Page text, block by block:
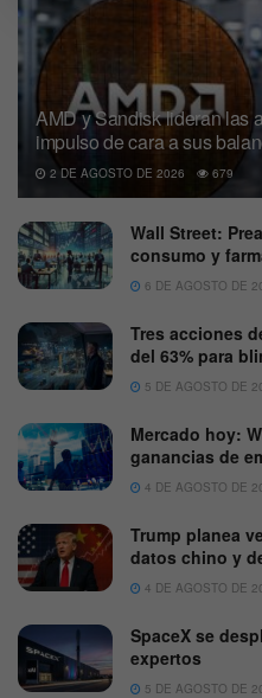
AMD y Sandisk lideran las
impulso de cara a sus
2 DE AGOSTO DE 2026 679
Wall Street:
consumo y
6 DE AGOSTO DE
Tres acciones
del 63% para
5 DE AGOSTO DE
Mercado hoy:
ganancias de
4 DE AGOSTO DE
Trump planea
datos chino y
4 DE AGOSTO DE
SpaceX se
expertos
5 DE AGOSTO DE